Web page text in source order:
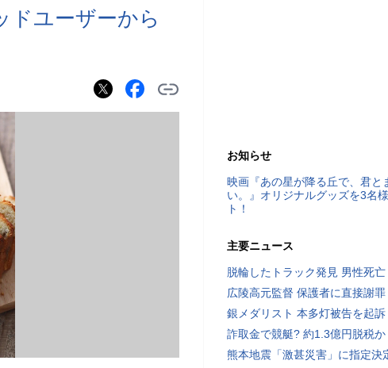
ドユーザーから
お知らせ
映画『あの星が降る丘で、君と
い。』オリジナルグッズを3名
ト！
主要ニュース
脱輪したトラック発見 男性死亡
広陵高元監督 保護者に直接謝罪
銀メダリスト 本多灯被告を起訴
詐取金で競艇? 約1.3億円脱税か
熊本地震「激甚災害」に指定決